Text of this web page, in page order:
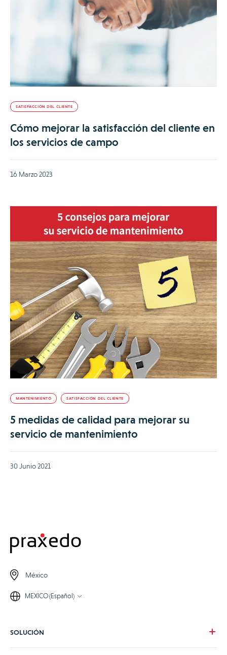
SATISFACCIÓN DEL CLIENTE
Cómo mejorar la satisfacción del cliente en
los servicios de campo
16 Marzo 2023
MANTENIMIENTO SATISFACCIÓN DEL CLIENTE
5 medidas de calidad para mejorar su
servicio de mantenimiento
30 Junio 2021
México
MEXICO (Español)
SOLUCIÓN